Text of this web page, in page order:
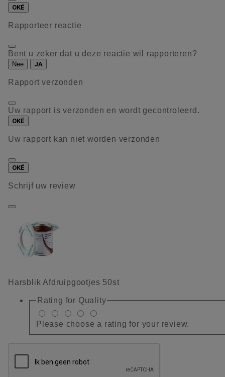
OKÉ
Rapporteer reactie
Bent u zeker dat u deze reactie wil rapporteren?
Nee JA
Rapport verzonden
Uw rapport is verzonden en wordt gecontroleerd.
OKÉ
Uw rapport kan niet worden verzonden
OKÉ
Schrijf uw review
Harsblik Afdruipgootjes 50st
Rating for Quality
Please choose a rating for your review.